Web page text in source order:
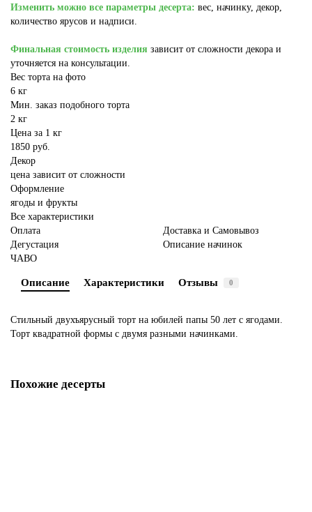
Изменить можно все параметры десерта: вес, начинку, декор,
количество ярусов и надписи.
Финальная стоимость изделия зависит от сложности декора и
уточняется на консультации.
Вес торта на фото
6 кг
Мин. заказ подобного торта
2 кг
Цена за 1 кг
1850 руб.
Декор
цена зависит от сложности
Оформление
ягоды и фрукты
Все характеристики
Оплата
Доставка и Самовывоз
Дегустация
Описание начинок
ЧАВО
Описание Характеристики Отзывы 0
Стильный двухъярусный торт на юбилей папы 50 лет с ягодами.
Торт квадратной формы с двумя разными начинками.
Похожие десерты